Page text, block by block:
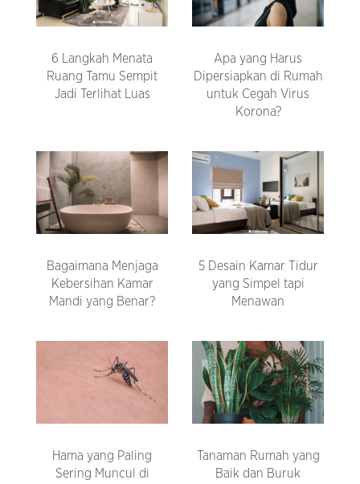
6 Langkah Menata
Ruang Tamu Sempit
Jadi Terlihat Luas
Apa yang Harus
Dipersiapkan di Rumah
untuk Cegah Virus
Korona?
Bagaimana Menjaga
Kebersihan Kamar
Mandi yang Benar?
5 Desain Kamar Tidur
yang Simpel tapi
Menawan
Hama yang Paling
Sering Muncul di
Tanaman Rumah yang
Baik dan Buruk